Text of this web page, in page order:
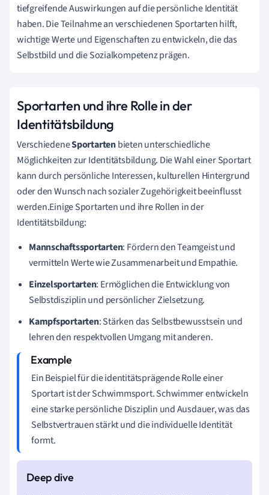
tiefgreifende Auswirkungen auf die persönliche Identität
haben. Die Teilnahme an verschiedenen Sportarten hilft,
wichtige Werte und Eigenschaften zu entwickeln, die das
Selbstbild und die Sozialkompetenz prägen.
Sportarten und ihre Rolle in der
Identitätsbildung
VerschiedeneSportartenbieten unterschiedliche
Möglichkeiten zur Identitätsbildung. Die Wahl einer Sportart
kann durch persönliche Interessen, kulturellen Hintergrund
oder den Wunsch nach sozialer Zugehörigkeit beeinflusst
werden.Einige Sportarten und ihre Rollen in der
Identitätsbildung:
Mannschaftssportarten: Fördern den Teamgeist und
vermitteln Werte wie Zusammenarbeit und Empathie.
Einzelsportarten: Ermöglichen die Entwicklung von
Selbstdisziplin und persönlicher Zielsetzung.
Kampfsportarten: Stärken das Selbstbewusstsein und
lehren den respektvollen Umgang mit anderen.
Ein Beispiel für die identitätsprägende Rolle einer
Sportart ist der Schwimmsport. Schwimmer entwickeln
eine starke persönliche Disziplin und Ausdauer, was das
Selbstvertrauen stärkt und die individuelle Identität
formt.